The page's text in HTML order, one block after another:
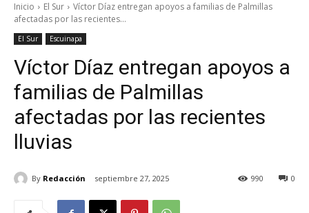
Inicio El Sur
Víctor Díaz entregan apoyos a familias de Palmillas
afectadas por las recientes...
El Sur Escuinapa
Víctor Díaz entregan apoyos a
familias de Palmillas
afectadas por las recientes
lluvias
By Redacción septiembre 27, 2025 0
990